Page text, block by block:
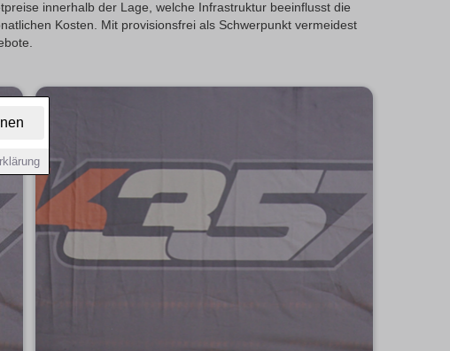
innerhalb der Lage, welche Infrastruktur beeinflusst die
Kosten. Mit provisionsfrei als Schwerpunkt vermeidest